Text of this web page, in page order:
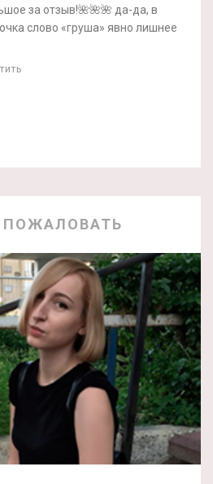
за отзыв!🌺🌺🌺 да-да, в
слово «груша» явно лишнее